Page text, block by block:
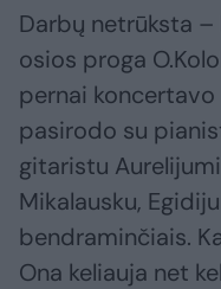
Darbų netrūksta
osios proga
pernai
pasirodo su
gitaristu
Mikalausku,
bendraminčiais.
Ona keliauja net